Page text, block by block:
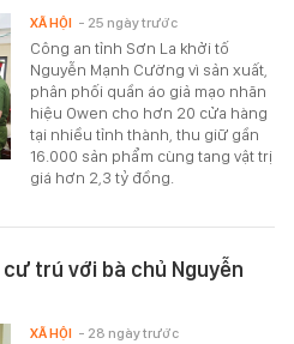
Công an tỉnh Sơn La khởi tố
Nguyễn Mạnh Cường vì sản xuất,
phân phối quần áo giả mạo nhãn
hiệu Owen cho hơn 20 cửa hàng
tại nhiều tỉnh thành, thu giữ gần
16.000 sản phẩm cùng tang vật trị
giá hơn 2,3 tỷ đồng.
XÃ HỘI - 25 ngày trước
trú với bà chủ Nguyễn
XÃ HỘI - 28 ngày trước